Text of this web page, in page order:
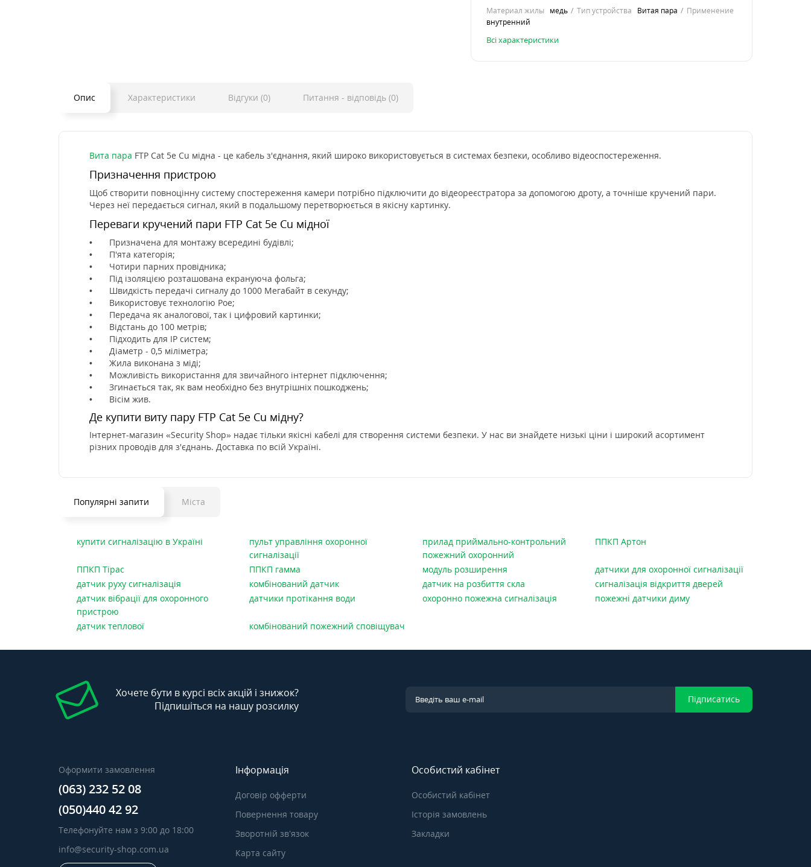
Материал жилы медь Тип устройства Витая пара
Применение
внутренний
Всі характеристики
Опис Характеристики Відгуки (0) Питання - відповідь (0)
Вита пара FTP Cat 5e Cu мідна - це кабель з'єднання, який широко використовується в системах безпеки, особливо відеоспостереження.
Призначення пристрою
Щоб створити повноцінну систему спостереження камери потрібно підключити до відеореєстратора за допомогою дроту, а точніше кручений пари.
Через неї передається сигнал, який в подальшому перетворюється в якісну картинку.
Переваги кручений пари FTP Cat 5e Cu мідної
• Призначена для монтажу всередині будівлі;
• П'ята категорія;
• Чотири парних провідника;
• Під ізоляцією розташована екрануюча фольга;
• Швидкість передачі сигналу до 1000 Мегабайт в секунду;
• Використовує технологію Рое;
• Передача як аналогової, так і цифровий картинки;
• Відстань до 100 метрів;
• Підходить для IP систем;
• Діаметр - 0,5 міліметра;
• Жила виконана з міді;
• Можливість використання для звичайного інтернет підключення;
• Згинається так, як вам необхідно без внутрішніх пошкоджень;
• Вісім жив.
Де купити виту пару FTP Cat 5e Cu мідну?
Інтернет-магазин «Security Shop» надає тільки якісні кабелі для створення системи безпеки. У нас ви знайдете низькі ціни і широкий асортимент
різних проводів для з'єднань. Доставка по всій Україні.
Популярні запити Міста
купити сигналізацію в Україні
пульт управління охоронної
сигналізації
прилад приймально-контрольний
пожежний охоронний
ППКП Артон
ППКП Тірас ППКП гамма модуль розширення
датчики для охоронної сигналізації
датчик руху сигналізація
комбінований датчик датчик на розбиття скла
сигналізація відкриття дверей
датчик вібрації для охоронного
пристрою
датчики протікання води охоронно пожежна сигналізація пожежні датчики диму
датчик теплової комбінований пожежний сповіщувач
Хочете бути в курсі всіх акцій і знижок?
Підпишіться на нашу розсилку
Підписатись
Оформити замовлення
(063) 232 52 08
(050)440 42 92
Телефонуйте нам з 9:00 до 18:00
info@security-shop.com.ua
Інформація
Договір офферти
Повернення товару
Зворотній зв’язок
Карта сайту
Особистий кабінет
Особистий кабінет
Історія замовлень
Закладки